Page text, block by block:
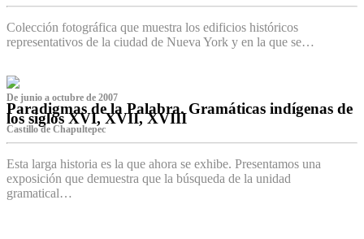
Colección fotográfica que muestra los edificios históricos
representativos de la ciudad de Nueva York y en la que se…
De junio a octubre de 2007
Paradigmas de la Palabra. Gramáticas indígenas de
los siglos XVI, XVII, XVIII
Castillo de Chapultepec
Esta larga historia es la que ahora se exhibe. Presentamos una
exposición que demuestra que la búsqueda de la unidad
gramatical…